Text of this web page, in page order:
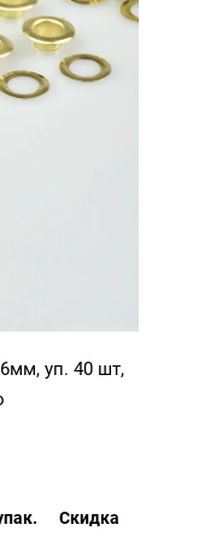
уп. 40 шт,
Скидка